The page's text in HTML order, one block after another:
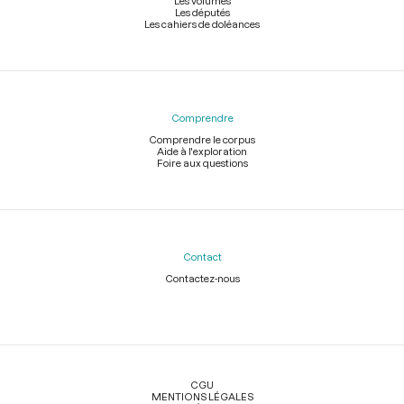
Les députés
Les cahiers de doléances
Comprendre
Comprendre le corpus
Aide à l'exploration
Foire aux questions
Contact
Contactez-nous
Légal
CGU
MENTIONS LÉGALES